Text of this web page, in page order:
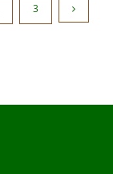
3